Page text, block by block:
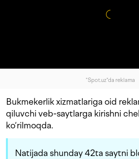
"Spot.uz"da reklama
Bukmekerlik xizmatlariga oid
qiluvchi veb-saytlarga kirishni
ko‘rilmoqda.
Natijada shunday 42ta saytni